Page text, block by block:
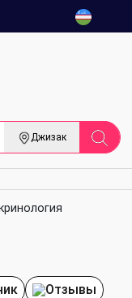
Джизак
Отзывы